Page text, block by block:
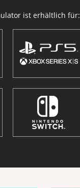
ist erhältlich für: